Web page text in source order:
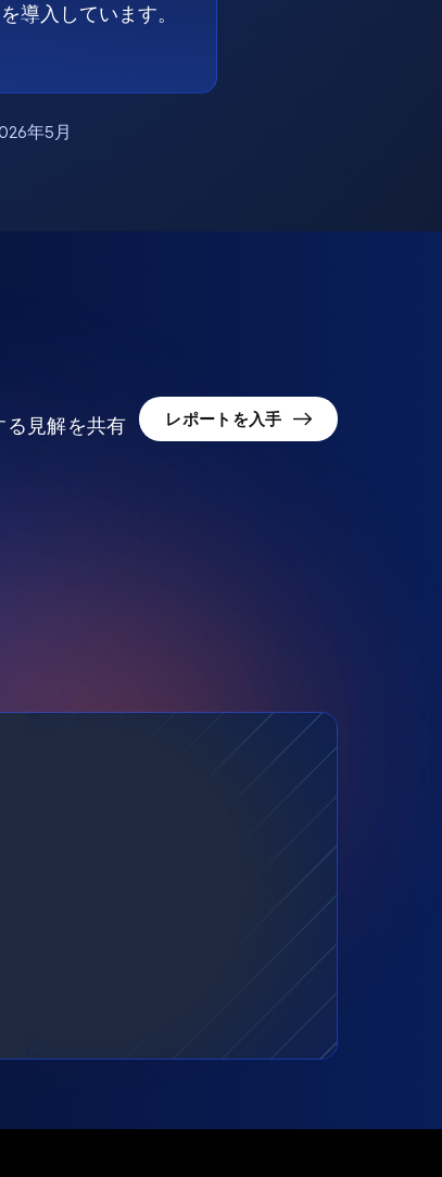
導入しています。
年5月
見解を共有
レポートを入手